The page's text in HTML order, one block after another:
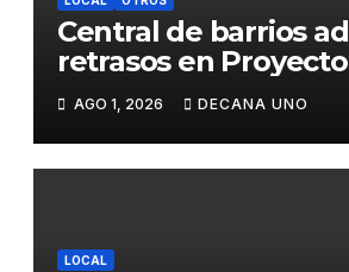
Central de barrios
retrasos en
de Agua y
Juliaca
AGO 1, 2026 DECANA UNO
LOCAL